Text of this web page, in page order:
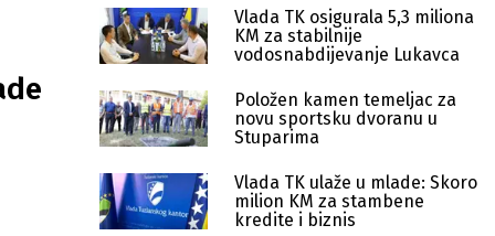
Vlada TK osigurala 5,3 miliona
KM za stabilnije
vodosnabdijevanje Lukavca
Položen kamen temeljac za
novu sportsku dvoranu u
Stuparima
Vlada TK ulaže u mlade: Skoro
milion KM za stambene
kredite i biznis